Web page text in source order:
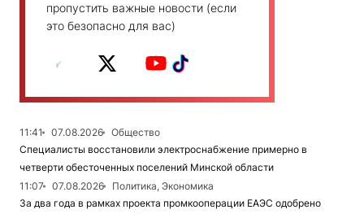
пропустить важные новости (если
это безопасно для вас)
11:41 07.08.2026
Общество
Специалисты восстановили электроснабжение примерно в
четверти обесточенных поселений Минской области
11:07
07.08.2026
Политика, Экономика
За два года в рамках проекта промкооперации ЕАЭС одобрено